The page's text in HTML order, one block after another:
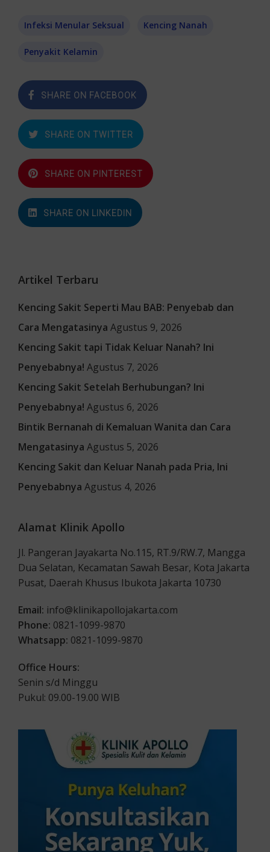
Infeksi Menular Seksual Kencing Nanah
Penyakit Kelamin
SHARE ON FACEBOOK
SHARE ON TWITTER
SHARE ON PINTEREST
SHARE ON LINKEDIN
Artikel Terbaru
Kencing Sakit Seperti Mau BAB: Penyebab dan
Cara Mengatasinya Agustus 9, 2026
Kencing Sakit tapi Tidak Keluar Nanah? Ini
Penyebabnya! Agustus 7, 2026
Kencing Sakit Setelah Berhubungan? Ini
Penyebabnya! Agustus 6, 2026
Bintik Bernanah di Kemaluan Wanita dan Cara
Mengatasinya Agustus 5, 2026
Kencing Sakit dan Keluar Nanah pada Pria, Ini
Penyebabnya Agustus 4, 2026
Alamat Klinik Apollo
Jl. Pangeran Jayakarta No.115, RT.9/RW.7, Mangga
Dua Selatan, Kecamatan Sawah Besar, Kota Jakarta
Pusat, Daerah Khusus Ibukota Jakarta 10730
Email: info@klinikapollojakarta.com
Phone: 0821-1099-9870
Whatsapp: 0821-1099-9870
Office Hours:
Senin s/d Minggu
Pukul: 09.00-19.00 WIB